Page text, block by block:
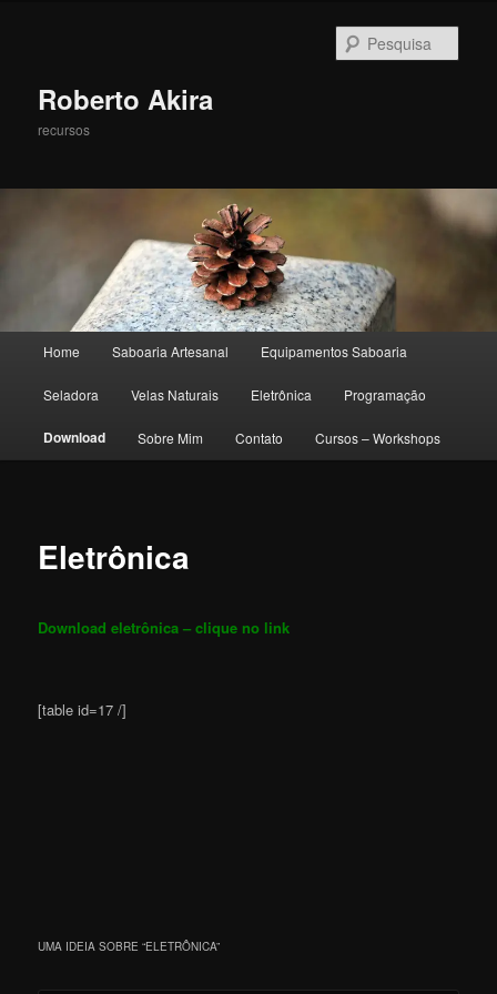
Roberto Akira
recursos
Pular para o conteúdo principal
Pular para o conteúdo secundário
Home Saboaria Artesanal Equipamentos Saboaria
Seladora Velas Naturais Eletrônica Programação
Download Sobre Mim Contato Cursos – Workshops
Eletrônica
Download eletrônica – clique no link
[table id=17 /]
UMA IDEIA SOBRE “ELETRÔNICA”